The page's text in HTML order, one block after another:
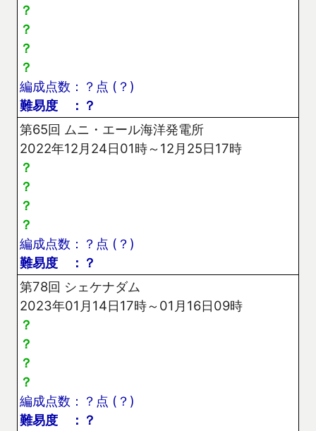
？
？
？
？
編成点数：？点 (？)
難易度 ：？
第65回 ムニ・エール海洋発電所
2022年12月24日01時～12月25日17時
？
？
？
？
編成点数：？点 (？)
難易度 ：？
第78回 シェケナダム
2023年01月14日17時～01月16日09時
？
？
？
？
編成点数：？点 (？)
難易度 ：？